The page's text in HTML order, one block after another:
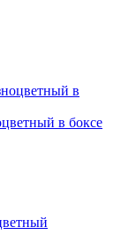
в боксе